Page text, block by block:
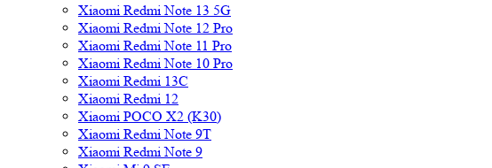
Xiaomi Redmi Note 13 5G
Xiaomi Redmi Note 12 Pro
Xiaomi Redmi Note 11 Pro
Xiaomi Redmi Note 10 Pro
Xiaomi Redmi 13C
Xiaomi Redmi 12
Xiaomi POCO X2 (K30)
Xiaomi Redmi Note 9T
Xiaomi Redmi Note 9